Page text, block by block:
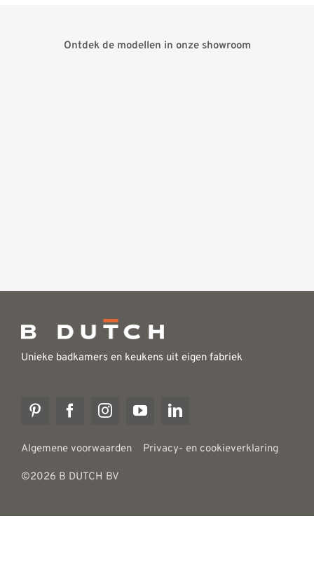
Ontdek de modellen in onze showroom
Unieke badkamers en keukens uit eigen fabriek
Algemene voorwaarden Privacy- en cookieverklaring
©2026 B DUTCH BV